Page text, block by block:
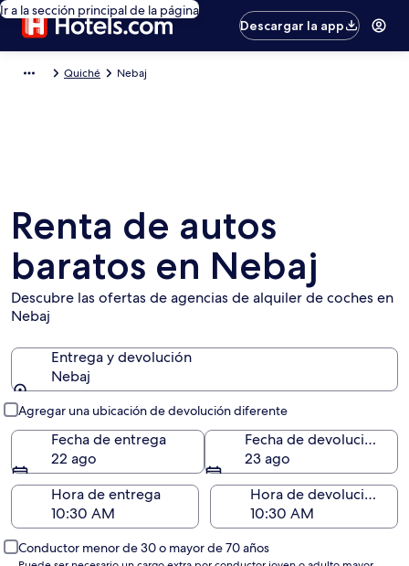
Ir a la sección principal de la página
Descargar la app
Quiché Nebaj
Renta de autos
baratos en Nebaj
Descubre las ofertas de agencias de alquiler de coches en
Nebaj
Entrega y devolución
Nebaj
Agregar una ubicación de devolución diferente
Fecha de entrega
22 ago
Fecha de devolución
23 ago
Hora de entrega
Hora de devolución
Conductor menor de 30 o mayor de 70 años